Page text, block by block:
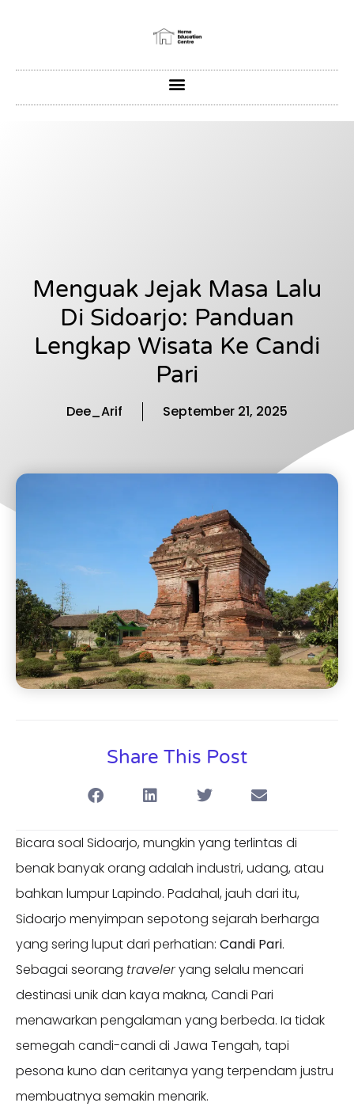
Menguak Jejak Masa Lalu
Di Sidoarjo: Panduan
Lengkap Wisata Ke Candi
Pari
Dee_Arif September 21, 2025
Share This Post
Bicara soal Sidoarjo, mungkin yang terlintas di
benak banyak orang adalah industri, udang, atau
bahkan lumpur Lapindo. Padahal, jauh dari itu,
Sidoarjo menyimpan sepotong sejarah berharga
yang sering luput dari perhatian: Candi Pari.
Sebagai seorang traveleryang selalu mencari
destinasi unik dan kaya makna, Candi Pari
menawarkan pengalaman yang berbeda. Ia tidak
semegah candi-candi di Jawa Tengah, tapi
pesona kuno dan ceritanya yang terpendam justru
membuatnya semakin menarik.